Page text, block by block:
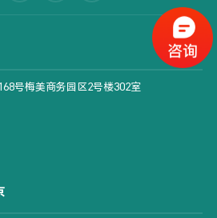
号梅美商务园区2号楼302室